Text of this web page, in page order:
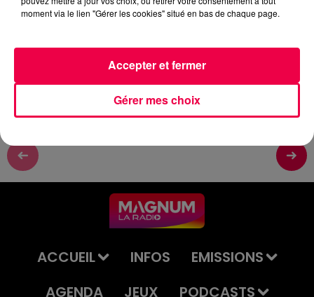
L'ASTROTOP DU JEUDI 11 JUIN
L'ASTROTOP DU JEUDI 11 JUIN
ACCUEIL INFOS
EMISSIONS
AGENDA
JEUX
PODCASTS
moment via le lien "Gérer les cookies" situé en bas de chaque page.
Gérer mes choix
Accepter et fermer